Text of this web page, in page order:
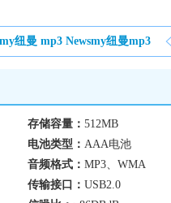
纽曼 mp3 Newsmy纽曼mp3
存储容量： 512MB
电池类型： AAA电池
音频格式： MP3、WMA
传输接口： USB2.0